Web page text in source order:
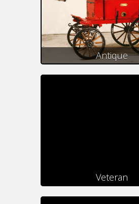
Antique
Veteran